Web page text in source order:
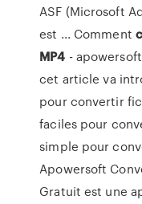
ASF (Microsoft
est ... Comment
MP4 -
cet article va
pour convertir
faciles pour
simple pour
Apowersoft
Gratuit est une